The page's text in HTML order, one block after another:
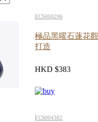
ECS000296
極品黑曜石蓮花
打造
HKD $383
ECS004382